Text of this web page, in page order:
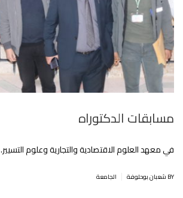
مسابقات الدكتوراه
في معهد العلوم الاقتصادية والتجارية وعلوم التسيير.
BY شعبان بوحلوفة الجامعة